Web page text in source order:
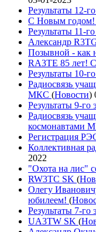
Результаты 12-
С Новым годом!
Результаты 11-
Александр
Позывной - как
RA3TE 85 лет!
Результаты 10-
Радиосвязь
МКС (Новости)
Результаты 9-
Радиосвязь
космонавтами
Регистрация
Коллективная
2022
"Охота на лис"
RW3TC SK (
Олегу
юбилеем! (
Результаты 7-
UA3TW SK (